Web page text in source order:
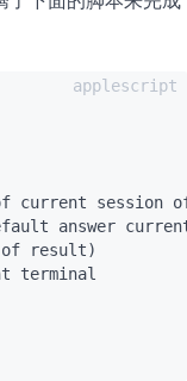
current session
answer
result)
terminal